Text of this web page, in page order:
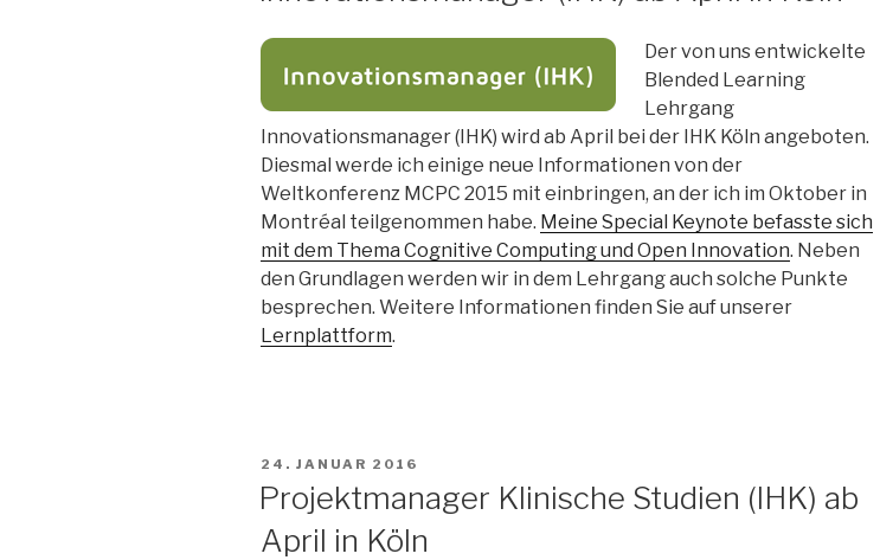
Der von uns entwickelte
Blended Learning
Lehrgang
Innovationsmanager (IHK) wird ab April bei der IHK Köln angeboten.
Diesmal werde ich einige neue Informationen von der
Weltkonferenz MCPC 2015 mit einbringen, an der ich im Oktober in
Montréal teilgenommen habe. Meine Special Keynote befasste sich
mit dem Thema Cognitive Computing und Open Innovation. Neben
den Grundlagen werden wir in dem Lehrgang auch solche Punkte
besprechen. Weitere Informationen finden Sie auf unserer
Lernplattform.
VERÖFFENTLICHT
24. JANUAR 2016
Projektmanager Klinische Studien (IHK) ab
April in Köln